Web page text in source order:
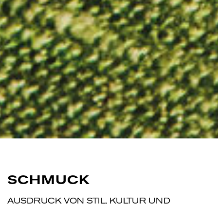
SCH MUCK
AUSDRUCK VON STIL, KULTUR UND